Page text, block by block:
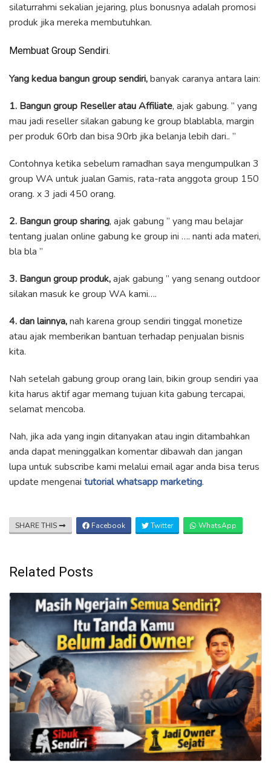
silaturrahmi sekalian jejaring, plus bonusnya adalah promosi
produk jika mereka membutuhkan.
Membuat Group Sendiri.
Yang kedua bangun group sendiri,banyak caranya antara lain:
1. Bangun group Reseller atau Affiliate, ajak gabung. ” yang
mau jadi reseller silakan gabung ke group blablabla, margin
per produk 60rb dan bisa 90rb jika belanja lebih dari.. ”
Contohnya ketika sebelum ramadhan saya mengumpulkan 3
group WA untuk jualan Gamis, rata-rata anggota group 150
orang. x 3 jadi 450 orang.
2. Bangun group sharing, ajak gabung ” yang mau belajar
tentang jualan online gabung ke group ini …. nanti ada materi,
bla bla ”
3. Bangun group produk,ajak gabung ” yang senang outdoor
silakan masuk ke group WA kami….
4. dan lainnya,nah karena group sendiri tinggal monetize
atau ajak memberikan bantuan terhadap penjualan bisnis
kita.
Nah setelah gabung group orang lain, bikin group sendiri yaa
kita harus aktif agar memang tujuan kita gabung tercapai,
selamat mencoba.
Nah, jika ada yang ingin ditanyakan atau ingin ditambahkan
anda dapat meninggalkan komentar dibawah dan jangan
lupa untuk subscribe kami melalui email agar anda bisa terus
update mengenai tutorial whatsapp marketing.
SHARE THIS Facebook Twitter WhatsApp
Related Posts